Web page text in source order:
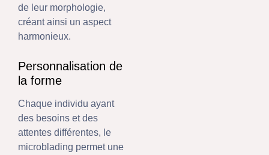
de leur morphologie,
créant ainsi un aspect
harmonieux.
Personnalisation de
la forme
Chaque individu ayant
des besoins et des
attentes différentes, le
microblading permet une